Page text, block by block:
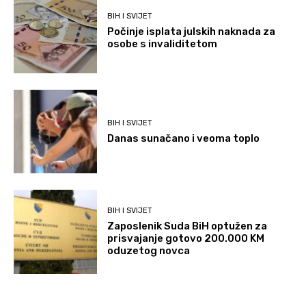
BIH I SVIJET
Počinje isplata julskih naknada za
osobe s invaliditetom
BIH I SVIJET
Danas sunačano i veoma toplo
BIH I SVIJET
Zaposlenik Suda BiH optužen za
prisvajanje gotovo 200.000 KM
oduzetog novca